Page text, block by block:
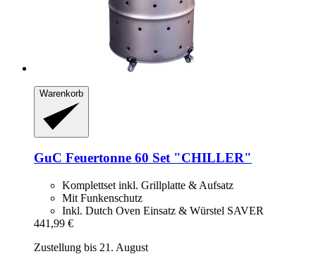
Warenkorb
GuC Feuertonne 60 Set "CHILLER"
Komplettset inkl. Grillplatte & Aufsatz
Mit Funkenschutz
Inkl. Dutch Oven Einsatz & Würstel SAVER
441,99 €
Zustellung bis 21. August